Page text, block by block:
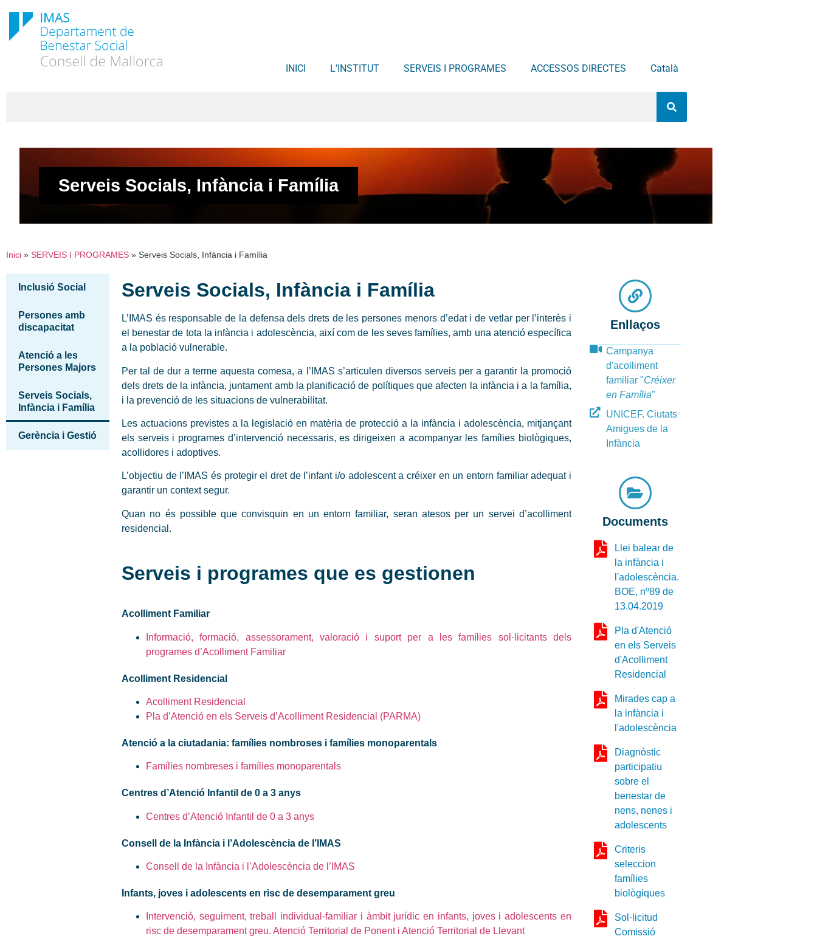
INICI L’INSTITUT SERVEIS I PROGRAMES ACCESSOS DIRECTES Català
Serveis Socials, Infància i Família
Inici » SERVEIS I PROGRAMES » Serveis Socials, Infància i Família
Inclusió Social
Persones amb
discapacitat
Atenció a les
Persones Majors
Serveis Socials,
Infància i Família
Gerència i Gestió
Serveis Socials, Infància i Família
L’IMAS és responsable de la defensa dels drets de les persones menors d’edat i de vetlar per l’interès i
el benestar de tota la infància i adolescència, així com de les seves famílies, amb una atenció específica
a la població vulnerable.
Per tal de dur a terme aquesta comesa, a l’IMAS s’articulen diversos serveis per a garantir la promoció
dels drets de la infància, juntament amb la planificació de polítiques que afecten la infància i a la família,
i la prevenció de les situacions de vulnerabilitat.
Les actuacions previstes a la legislació en matèria de protecció a la infància i adolescència, mitjançant
els serveis i programes d’intervenció necessaris, es dirigeixen a acompanyar les famílies biològiques,
acollidores i adoptives.
L’objectiu de l’IMAS és protegir el dret de l’infant i/o adolescent a créixer en un entorn familiar adequat i
garantir un context segur.
Quan no és possible que convisquin en un entorn familiar, seran atesos per un servei d’acolliment
residencial.
Serveis i programes que es gestionen
Acolliment Familiar
Informació, formació, assessorament, valoració i suport per a les famílies sol·licitants dels
programes d’Acolliment Familiar
Acolliment Residencial
Acolliment Residencial
Pla d’Atenció en els Serveis d’Acolliment Residencial (PARMA)
Atenció a la ciutadania: famílies nombroses i famílies monoparentals
Famílies nombreses i famílies monoparentals
Centres d’Atenció Infantil de 0 a 3 anys
Centres d’Atenció Infantil de 0 a 3 anys
Consell de la Infància i l’Adolescència de l’IMAS
Consell de la Infància i l’Adolescència de l’IMAS
Infants, joves i adolescents en risc de desemparament greu
Intervenció, seguiment, treball individual-familiar i àmbit jurídic en infants, joves i adolescents en
risc de desemparament greu. Atenció Territorial de Ponent i Atenció Territorial de Llevant
Enllaços
Campanya
d'acolliment
familiar "Créixer
en Família"
UNICEF. Ciutats
Amigues de la
Infància
Documents
Llei balear de
la infància i
l'adolescència.
BOE, nº89 de
13.04.2019
Pla d'Atenció
en els Serveis
d'Acolliment
Residencial
Mirades cap a
la infància i
l'adolescència
Diagnòstic
participatiu
sobre el
benestar de
nens, nenes i
adolescents
Criteris
seleccion
famílies
biològiques
Sol·licitud
Comissió